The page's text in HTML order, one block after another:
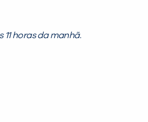
11 horas da manhã.